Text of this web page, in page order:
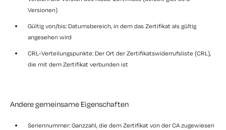
Versionen)
Gültig von/bis: Datumsbereich, in dem das Zertifikat als gültig
angesehen wird
CRL-Verteilungspunkte: Der Ort der Zertifikatswiderrufsliste (CRL),
die mit dem Zertifikat verbunden ist
Andere gemeinsame Eigenschaften
Seriennummer: Ganzzahl, die dem Zertifikat von der CA zugewiesen